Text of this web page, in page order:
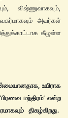
விஷ்ணுவாகவும்,
அவர்கள்
கீழுள்ள
உயிராக
மந்திரம்’ என்ற
திகழ்கிறது.